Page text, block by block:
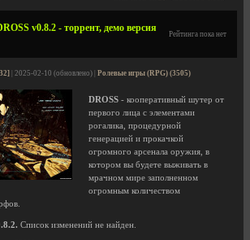
v0.8.2 - торрент, демо версия
Рейтинга пока нет
| 2025-02-10 (обновлено) | Ролевые игры (RPG) (3505)
DROSS - кооперативный шутер от
первого лица с элементами
рогалика, процедурной
генерацией и прокачкой
огромного арсенала оружия, в
котором вы будете выживать в
мрачном мире заполненном
огромным количеством
Список изменений не найден.